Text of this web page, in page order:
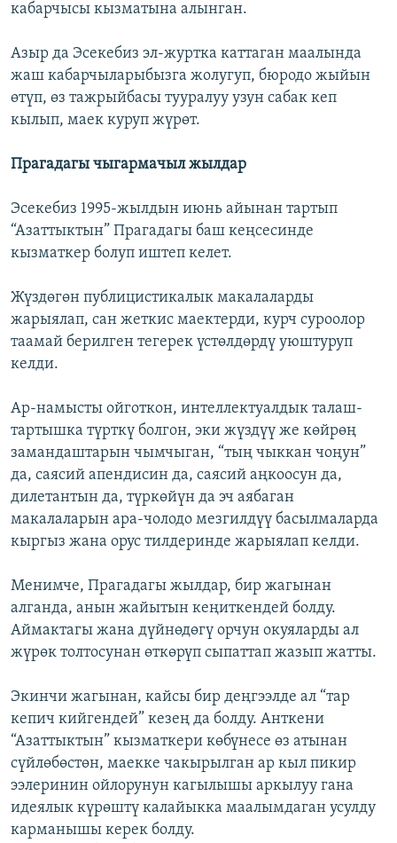
кабарчысы кызматына алынган.
Азыр да Эсекебиз эл-журтка каттаган маалында
жаш кабарчыларыбызга жолугуп, бюродо жыйын
өтүп, өз тажрыйбасы тууралуу узун сабак кеп
кылып, маек куруп жүрөт.
Прагадагы чыгармачыл жылдар
Эсекебиз 1995-жылдын июнь айынан тартып
“Азаттыктын” Прагадагы баш кеңсесинде
кызматкер болуп иштеп келет.
Жүздөгөн публицистикалык макалаларды
жарыялап, сан жеткис маектерди, курч суроолор
таамай берилген тегерек үстөлдөрдү уюштуруп
келди.
Ар-намысты ойготкон, интеллектуалдык талаш-
тартышка түрткү болгон, эки жүздүү же көйрөң
замандаштарын чымчыган, “тың чыккан чоңун”
да, саясий апендисин да, саясий аңкоосун да,
дилетантын да, түркөйүн да эч аябаган
макалаларын ара-чолодо мезгилдүү басылмаларда
кыргыз жана орус тилдеринде жарыялап келди.
Менимче, Прагадагы жылдар, бир жагынан
алганда, анын жайытын кеңиткендей болду.
Аймактагы жана дүйнөдөгү орчун окуяларды ал
жүрөк толтосунан өткөрүп сыпаттап жазып жатты.
Экинчи жагынан, кайсы бир деңгээлде ал “тар
кепич кийгендей” кезең да болду. Анткени
“Азаттыктын” кызматкери көбүнесе өз атынан
сүйлөбөстөн, маекке чакырылган ар кыл пикир
ээлеринин ойлорунун кагылышы аркылуу гана
идеялык күрөштү калайыкка маалымдаган усулду
карманышы керек болду.